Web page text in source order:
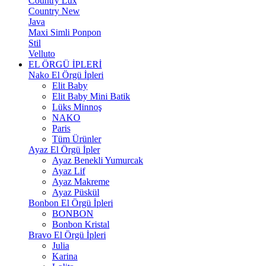
Country New
Java
Maxi Simli Ponpon
Stil
Velluto
EL ÖRGÜ İPLERİ
Nako El Örgü İpleri
Elit Baby
Elit Baby Mini Batik
Lüks Minnoş
NAKO
Paris
Tüm Ürünler
Ayaz El Örgü İpler
Ayaz Benekli Yumurcak
Ayaz Lif
Ayaz Makreme
Ayaz Püskül
Bonbon El Örgü İpleri
BONBON
Bonbon Kristal
Bravo El Örgü İpleri
Julia
Karina